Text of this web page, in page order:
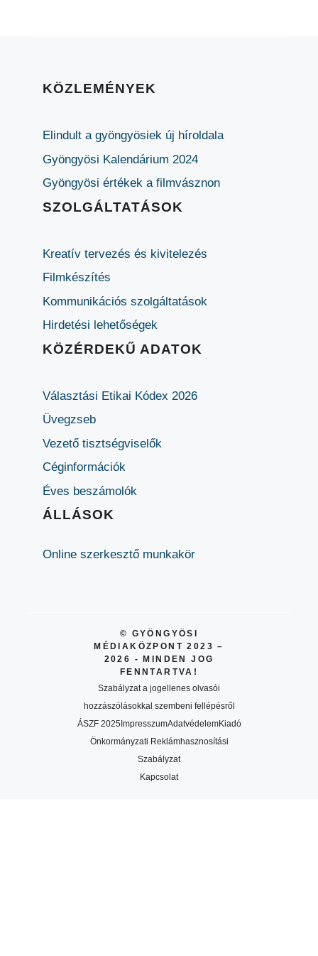
KÖZLEMÉNYEK
Elindult a gyöngyösiek új híroldala
Gyöngyösi Kalendárium 2024
Gyöngyösi értékek a filmvásznon
SZOLGÁLTATÁSOK
Kreatív tervezés és kivitelezés
Filmkészítés
Kommunikációs szolgáltatások
Hirdetési lehetőségek
KÖZÉRDEKŰ ADATOK
Választási Etikai Kódex 2026
Üvegzseb
Vezető tisztségviselők
Céginformációk
Éves beszámolók
ÁLLÁSOK
Online szerkesztő munkakör
© GYÖNGYÖSI
MÉDIAKÖZPONT 2023 –
2026 - MINDEN JOG
FENNTARTVA!
Szabályzat a jogellenes olvasói
hozzászólásokkal szembeni fellépésről
ÁSZF 2025ImpresszumAdatvédelemKiadó
Önkormányzati Reklámhasznosítási
Szabályzat
Kapcsolat